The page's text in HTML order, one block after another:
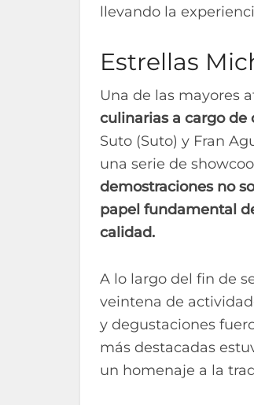
llevando la
Estrellas
Una de las mayores
culinarias a cargo de
Suto (Suto) y Fran
una serie de
demostraciones no
papel fundamental
calidad.
A lo largo del fin de
veintena de
y degustaciones
más destacadas
un homenaje a la